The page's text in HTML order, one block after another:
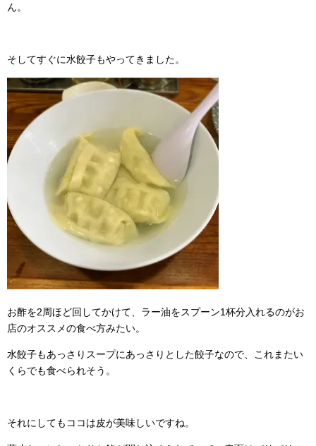
ん。
そしてすぐに水餃子もやってきました。
お酢を2周ほど回してかけて、ラー油をスプーン1杯分入れるのがお
店のオススメの食べ方みたい。
水餃子もあっさりスープにあっさりとした餃子なので、これまたい
くらでも食べられそう。
それにしてもココは皮が美味しいですね。